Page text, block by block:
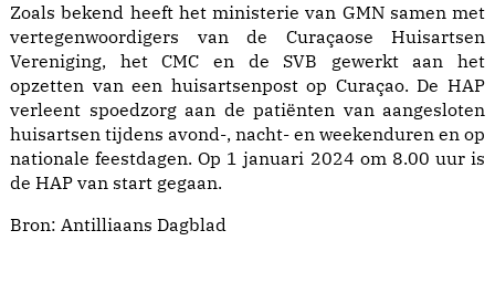
Zoals bekend heeft het ministerie van GMN samen met
vertegenwoordigers van de Curaçaose Huisartsen
Vereniging, het CMC en de SVB gewerkt aan het
opzetten van een huisartsenpost op Curaçao. De HAP
verleent spoedzorg aan de patiënten van aangesloten
huisartsen tijdens avond-, nacht- en weekenduren en op
nationale feestdagen. Op 1 januari 2024 om 8.00 uur is
de HAP van start gegaan.
Bron: Antilliaans Dagblad